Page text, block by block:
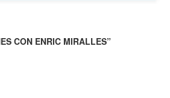
CON ENRIC MIRALLES”